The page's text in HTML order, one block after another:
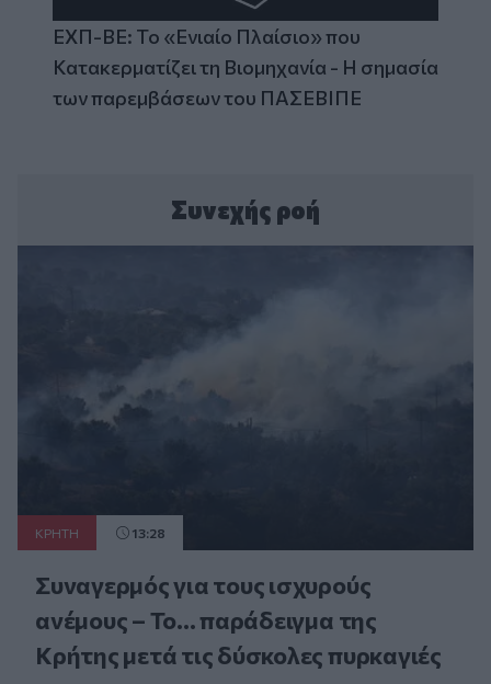
ΕΧΠ-ΒΕ: Το «Ενιαίο Πλαίσιο» που
Κατακερματίζει τη Βιομηχανία - Η σημασία
των παρεμβάσεων του ΠΑΣΕΒΙΠΕ
Συνεχής ροή
ΚΡΗΤΗ 13:28
Συναγερμός για τους ισχυρούς
ανέμους – Το... παράδειγμα της
Κρήτης μετά τις δύσκολες πυρκαγιές